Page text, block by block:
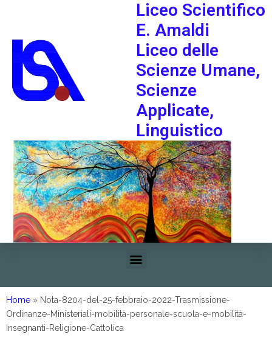
Liceo Scientifico
E. Amaldi
Liceo delle
Scienze Umane,
Scienze
Applicate,
Linguistico
Home » Nota-8204-del-25-febbraio-2022-Trasmissione-
Ordinanze-Ministeriali-mobilità-personale-scuola-e-mobilità-
Insegnanti-Religione-Cattolica